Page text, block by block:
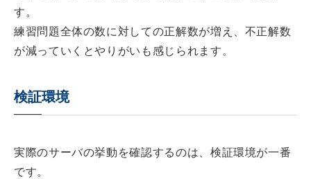
す。
練習問題全体の数に対しての正解数が増え、不正解数
が減っていくとやりがいも感じられます。
検証環境
実際のサーバの挙動を確認するのは、検証環境が一番
です。